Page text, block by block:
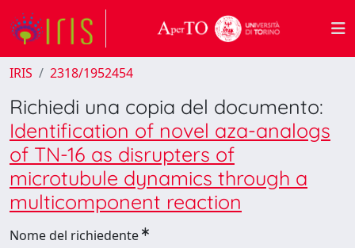
IRIS 2318/1952454
Richiedi una copia del documento:
Identification of novel aza-analogs
of TN-16 as disrupters of
microtubule dynamics through a
multicomponent reaction
Nome del richiedente